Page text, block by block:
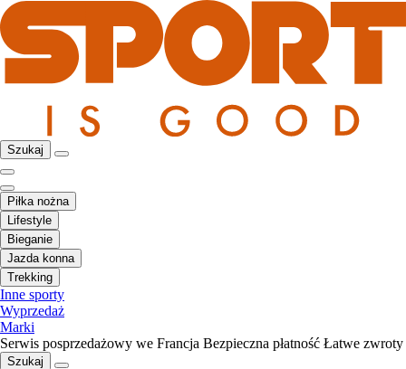
Szukaj
Piłka nożna
Lifestyle
Bieganie
Jazda konna
Trekking
Inne sporty
Wyprzedaż
Marki
Serwis posprzedażowy we Francja Bezpieczna płatność Łatwe zwroty
Szukaj